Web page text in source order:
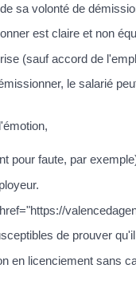
sa volonté de
est claire et non
(sauf accord de
le salarié
pour faute, par
de prouver
en licenciement sans